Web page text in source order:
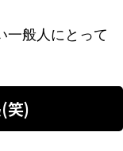
一般人にとって
笑)